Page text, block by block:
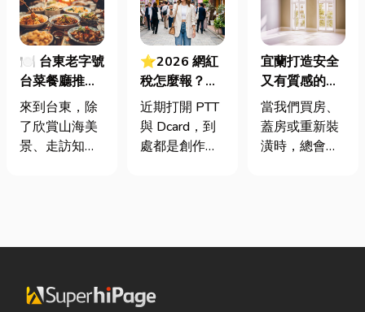
🍽️ 台東老字號
台菜餐廳推薦
｜在地人聚餐
首選，經典合
菜一次滿足
來到台東，除
了欣賞山海美
景、走訪知名
相較於一般小
台菜餐廳更能
展現台東的人
⭐2026 網紅
稅怎麼報？一
篇看懂課稅門
檻、追溯年限
與合法節稅，
近期打開 PTT
與 Dcard，到
處都是創作者
紅稅」不是一
府針對網路數
宜蘭打造安全
又有質感的
家，從專業門
窗開始
當我們買房、
蓋房或重新裝
潢時，總會把
天都在使用的